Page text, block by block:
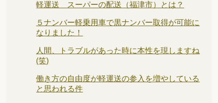
軽運送 スーパーの配送（福津市）とは？
５ナンバー軽乗用車で黒ナンバー取得が可能に
なりました！
人間、トラブルがあった時に本性を現しますね
(笑)
働き方の自由度が軽運送の参入を増やしている
と思われる件